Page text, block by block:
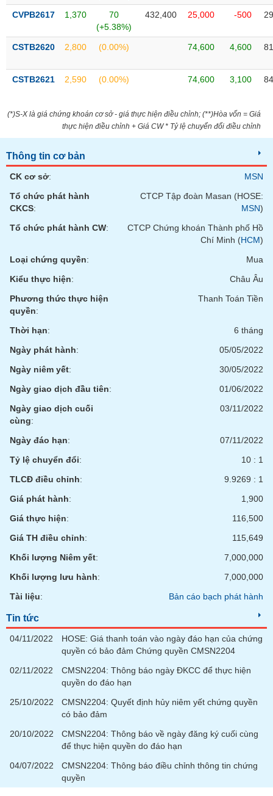
CVPB2617 1,370
70
(+5.38%)
432,400 25,000 -500
CSTB2620 2,800 (0.00%) 74,600 4,600
CSTB2621 2,590 (0.00%) 74,600 3,100
(*)S-X là giá chứng khoán cơ sở - giá thực hiện điều chỉnh; (**)Hòa vốn = Giá
thực hiện điều chỉnh + Giá CW * Tỷ lệ chuyển đổi điều chỉnh
Thông tin cơ bản
CK cơ sở:
MSN
Tổ chức phát hành
CKCS:
CTCP Tập đoàn Masan (HOSE:
MSN)
Tổ chức phát hành CW:
CTCP Chứng khoán Thành phố Hồ
Chí Minh (HCM)
Loại chứng quyền:
Mua
Kiểu thực hiện:
Châu Âu
Phương thức thực hiện
quyền:
Thanh Toán Tiền
Thời hạn:
6 tháng
Ngày phát hành:
05/05/2022
Ngày niêm yết:
30/05/2022
Ngày giao dịch đầu tiên:
01/06/2022
Ngày giao dịch cuối
cùng:
03/11/2022
Ngày đáo hạn:
07/11/2022
Tỷ lệ chuyển đổi:
10 : 1
TLCĐ điều chỉnh:
9.9269 : 1
Giá phát hành:
1,900
Giá thực hiện:
116,500
Giá TH điều chỉnh:
115,649
Khối lượng Niêm yết:
7,000,000
Khối lượng lưu hành:
7,000,000
Tài liệu: Bản cáo bạch phát hành
Tin tức
04/11/2022
HOSE: Giá thanh toán vào ngày đáo hạn của chứng
quyền có bảo đảm Chứng quyền CMSN2204
02/11/2022
CMSN2204: Thông báo ngày ĐKCC để thực hiện
quyền do đáo hạn
25/10/2022
CMSN2204: Quyết định hủy niêm yết chứng quyền
có bảo đảm
20/10/2022
CMSN2204: Thông báo về ngày đăng ký cuối cùng
để thực hiện quyền do đáo hạn
04/07/2022
CMSN2204: Thông báo điều chỉnh thông tin chứng
quyền
THÔNG
TIỆN
ÍCH
BẤT
ĐỘNG
SẢN
Mã
chứng
(-)
Lãnh
đạo
(-)
Tất cả Cổ đông lớn
tức
Bài
của
giả
cáo
tích
ngữ
Dịch
Đào
tài